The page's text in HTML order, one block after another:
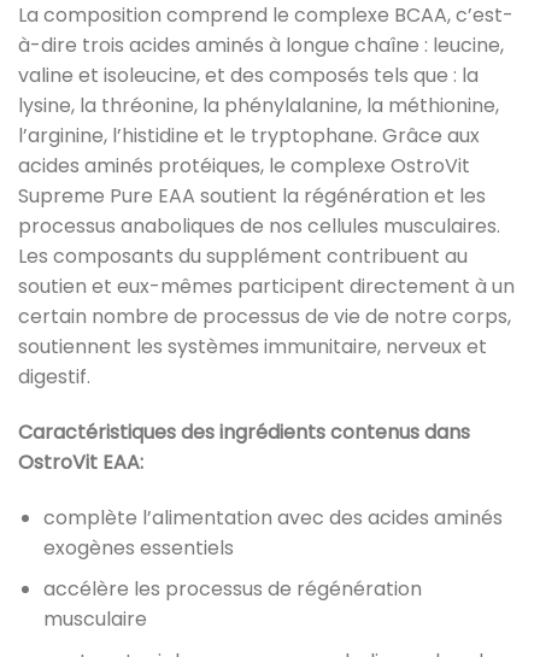
La composition comprend le complexe BCAA, c’est-
à-dire trois acides aminés à longue chaîne : leucine,
valine et isoleucine, et des composés tels que : la
lysine, la thréonine, la phénylalanine, la méthionine,
l’arginine, l’histidine et le tryptophane. Grâce aux
acides aminés protéiques, le complexe OstroVit
Supreme Pure EAA soutient la régénération et les
processus anaboliques de nos cellules musculaires.
Les composants du supplément contribuent au
soutien et eux-mêmes participent directement à un
certain nombre de processus de vie de notre corps,
soutiennent les systèmes immunitaire, nerveux et
digestif.
Caractéristiques des ingrédients contenus dans
OstroVit EAA:
complète l’alimentation avec des acides aminés
exogènes essentiels
accélère les processus de régénération
musculaire